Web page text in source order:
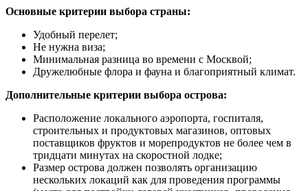
Основные критерии выбора страны:
Удобный перелет;
Не нужна виза;
Минимальная разница во времени с Москвой;
Дружелюбные флора и фауна и благоприятный климат.
Дополнительные критерии выбора острова:
Расположение локального аэропорта, госпиталя,
строительных и продуктовых магазинов, оптовых
поставщиков фруктов и морепродуктов не более чем в
тридцати минутах на скоростной лодке;
Размер острова должен позволять организацию
нескольких локаций как для проведения программы